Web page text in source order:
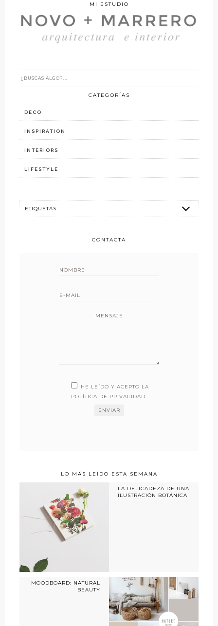
MI ESTUDIO
CATEGORÍAS
DECO
INSPIRATION
INTERIORS
LIFESTYLE
CONTACTA
MENSAJE
HE LEÍDO Y ACEPTO LA
POLÍTICA DE PRIVACIDAD.
LO MÁS LEÍDO ESTA SEMANA
LA DELICADEZA DE UNA
ILUSTRACIÓN BOTÁNICA
MOODBOARD: NATURAL
BEAUTY